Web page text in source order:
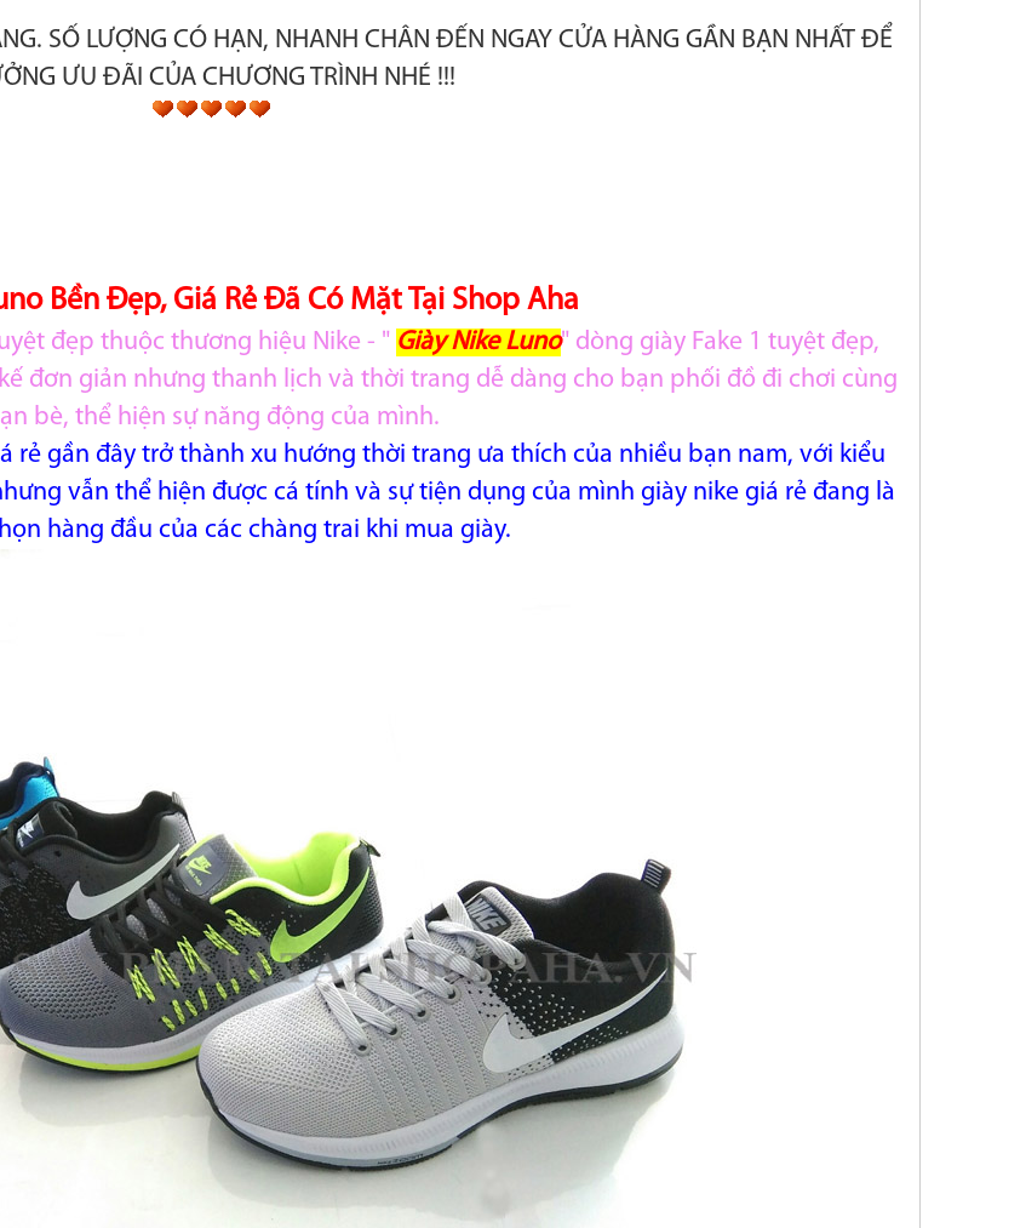
SỐ LƯỢNG CÓ HẠN, NHANH CHÂN ĐẾN NGAY CỬA HÀNG GẦN BẠN NHẤT ĐỂ
ƯU ĐÃI CỦA CHƯƠNG TRÌNH NHÉ !!!
Bền Đẹp, Giá Rẻ Đã Có Mặt Tại Shop Aha
đẹp thuộc thương hiệu Nike - " Giày Nike Luno" dòng giày Fake 1 tuyệt đẹp,
đơn giản nhưng thanh lịch và thời trang dễ dàng cho bạn phối đồ đi chơi cùng
bè, thể hiện sự năng động của mình.
rẻ gần đây trở thành xu hướng thời trang ưa thích của nhiều bạn nam, với kiểu
vẫn thể hiện được cá tính và sự tiện dụng của mình giày nike giá rẻ đang là
hàng đầu của các chàng trai khi mua giày.